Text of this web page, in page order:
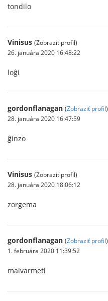
tondilo
Vinisus (Zobraziť profil)
26. januára 2020 16:48:22
loĝi
gordonflanagan (Zobraziť profil)
28. januára 2020 16:47:59
ĝinzo
Vinisus (Zobraziť profil)
28. januára 2020 18:06:12
zorgema
gordonflanagan (Zobraziť profil)
1. februára 2020 11:39:52
malvarmeti